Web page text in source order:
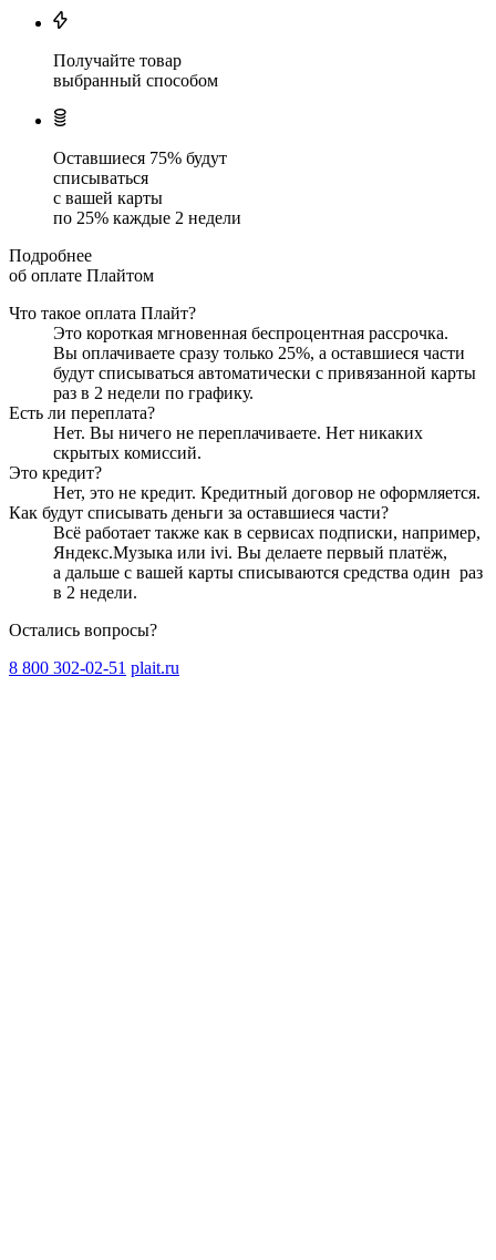
Получайте товар
выбранный способом
Оставшиеся 75% будут
списываться
с вашей карты
по 25% каждые 2 недели
Подробнее
об оплате Плайтом
Что такое оплата Плайт?
Это короткая мгновенная беспроцентная рассрочка.
Вы оплачиваете сразу только 25%, а оставшиеся части
будут списываться автоматически с привязанной карты
раз в 2 недели по графику.
Есть ли переплата?
Нет. Вы ничего не переплачиваете. Нет никаких
скрытых комиссий.
Это кредит?
Нет, это не кредит. Кредитный договор не оформляется.
Как будут списывать деньги за оставшиеся части?
Всё работает также как в сервисах подписки, например,
Яндекс.Музыка или ivi. Вы делаете первый платёж,
а дальше с вашей карты списываются средства один раз
в 2 недели.
Остались вопросы?
8 800 302-02-51 plait.ru